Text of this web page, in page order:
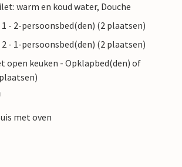
warm en koud water, Douche
- 2-persoonsbed(den) (2 plaatsen)
- 1-persoonsbed(den) (2 plaatsen)
open keuken - Opklapbed(den) of
met oven